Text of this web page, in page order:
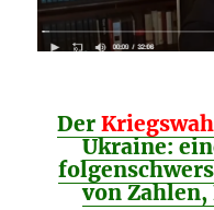
Der
Ukraine:
von Zahlen,